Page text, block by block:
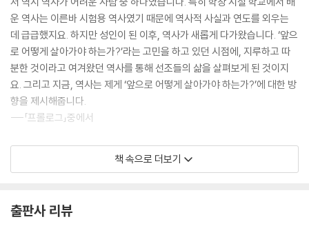
- 임금 위의 여왕, 문정왕후! 대규모 숙청을 일으키다
- 이제 도저히 못 참겠다, 임꺽정의 난!
【 제14대 선조 】
도망간 고양이. 백성을 버리고 도망간 임금·277
- 조선 최초의 방계 출신 임금, 선조
- 임진왜란 발발 1년 전! 조선은 무엇을 했는가?
- 어머니를 폐하고 동생을 죽일 수밖에 없었던 광해군의 최후
는 대체 어디에 보관되어 왔는지 등 왕들에 대한 자세한 이야기를 하기에
앞서 독자들이 궁금해 할만한 조선왕조실록에 얽힌 중요한 사실들을 정리
하여 설명한다. 본격적인 왕들의 이야기는 각 임금의 특징을 정리해 놓은
페이지에서 시작한다. 중간 중간 등장하는 Q&A 구성은, 저자가 일방적으
로 정보를 전달하는 게 아니라, 실제 강연에서처럼 저자에게 묻고 그에 대
한 답을 듣는 것 같은 느낌을 준다. 조선시대의 장남은 어떤 존재였는지, 한
글을 과학적이라고 말하는 이유가 정확히 무엇인지, 왕의 24시간은 어떻
게 구성되는지 등 실록을 보면서 궁금해 할만한 내용을 문답 형태로 풀어
태조는 ‘이빨 빠진’ 호랑이로, 또 세종은 ‘위대한’ 호랑이로, 27명의 왕들은
있을까? 나만의 단어로 별명을 붙여 조선왕조를 정리해보는 건 어떨까.
운 역사는 이른바 시험용 역사였기 때문에 역사적 사실과 연도를 외우는
데 급급했지요. 하지만 성인이 된 이후, 역사가 새롭게 다가왔습니다. ‘앞으
로 어떻게 살아가야 하는가?’라는 고민을 하고 있던 시점에, 지루하고 따
분한 것이라고 여겨왔던 역사를 통해 선조들의 삶을 살펴보게 된 것이지
요. 그리고 지금, 역사는 제게 ‘앞으로 어떻게 살아가야 하는가?’에 대한 방
향을 제시해줍니다.
---「프롤로그」중에서
이전의 왕들은 어느 정도 자신이 원하는 방식으로 생활할 수 있었지요. 술
을 먹고 싶으면 마시면 되고, 놀고 싶으면 어느 정도 놀 수 있는 여유가 있
정치를 의논하는 것인데, 사실상 왕을 공부시키는 것입니다. 조강(朝講)
책 속으로 더보기
출판사 리뷰